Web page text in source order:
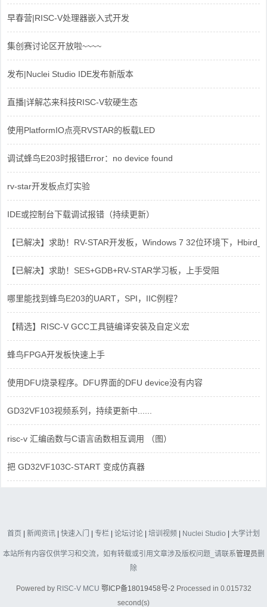
早春营|RISC-V处理器嵌入式开发
集创赛讨论区开放啦~~~~
发布|Nuclei Studio IDE发布新版本
直播|详解芯来科技RISC-V软硬生态
使用PlatformIO点亮RVSTAR的板载LED
调试蜂鸟E203时报错Error：no device found
rv-star开发板点灯实验
IDE或控制台下载调试报错（持续更新）
【已解决】求助！RV-STAR开发板，Windows 7 32位环境下，
【已解决】求助！SES+GDB+RV-STAR学习板，上手受阻
哪里能找到蜂鸟E203的UART，SPI，IIC例程？
【精选】RISC-V GCC工具链编译安装及自定义宏
蜂鸟FPGA开发板快速上手
使用DFU烧录程序。DFU界面的DFU device没有内容
GD32VF103视频系列，持续更新中......
risc-v 汇编函数与C语言函数相互调用 （图）
把 GD32VF103C-START 变成仿真器
首页 | 新闻资讯 | 快速入门 | 专栏 | 论坛讨论 | 培训视频 | Nuclei Studio | 大学计划
本站所有内容仅供学习和交流，如有转载或引用文章涉及版权问题_请联系管理员删
除
Powered by RISC-V MCU 鄂ICP备18019458号-2 Processed in 0.015732
second(s)